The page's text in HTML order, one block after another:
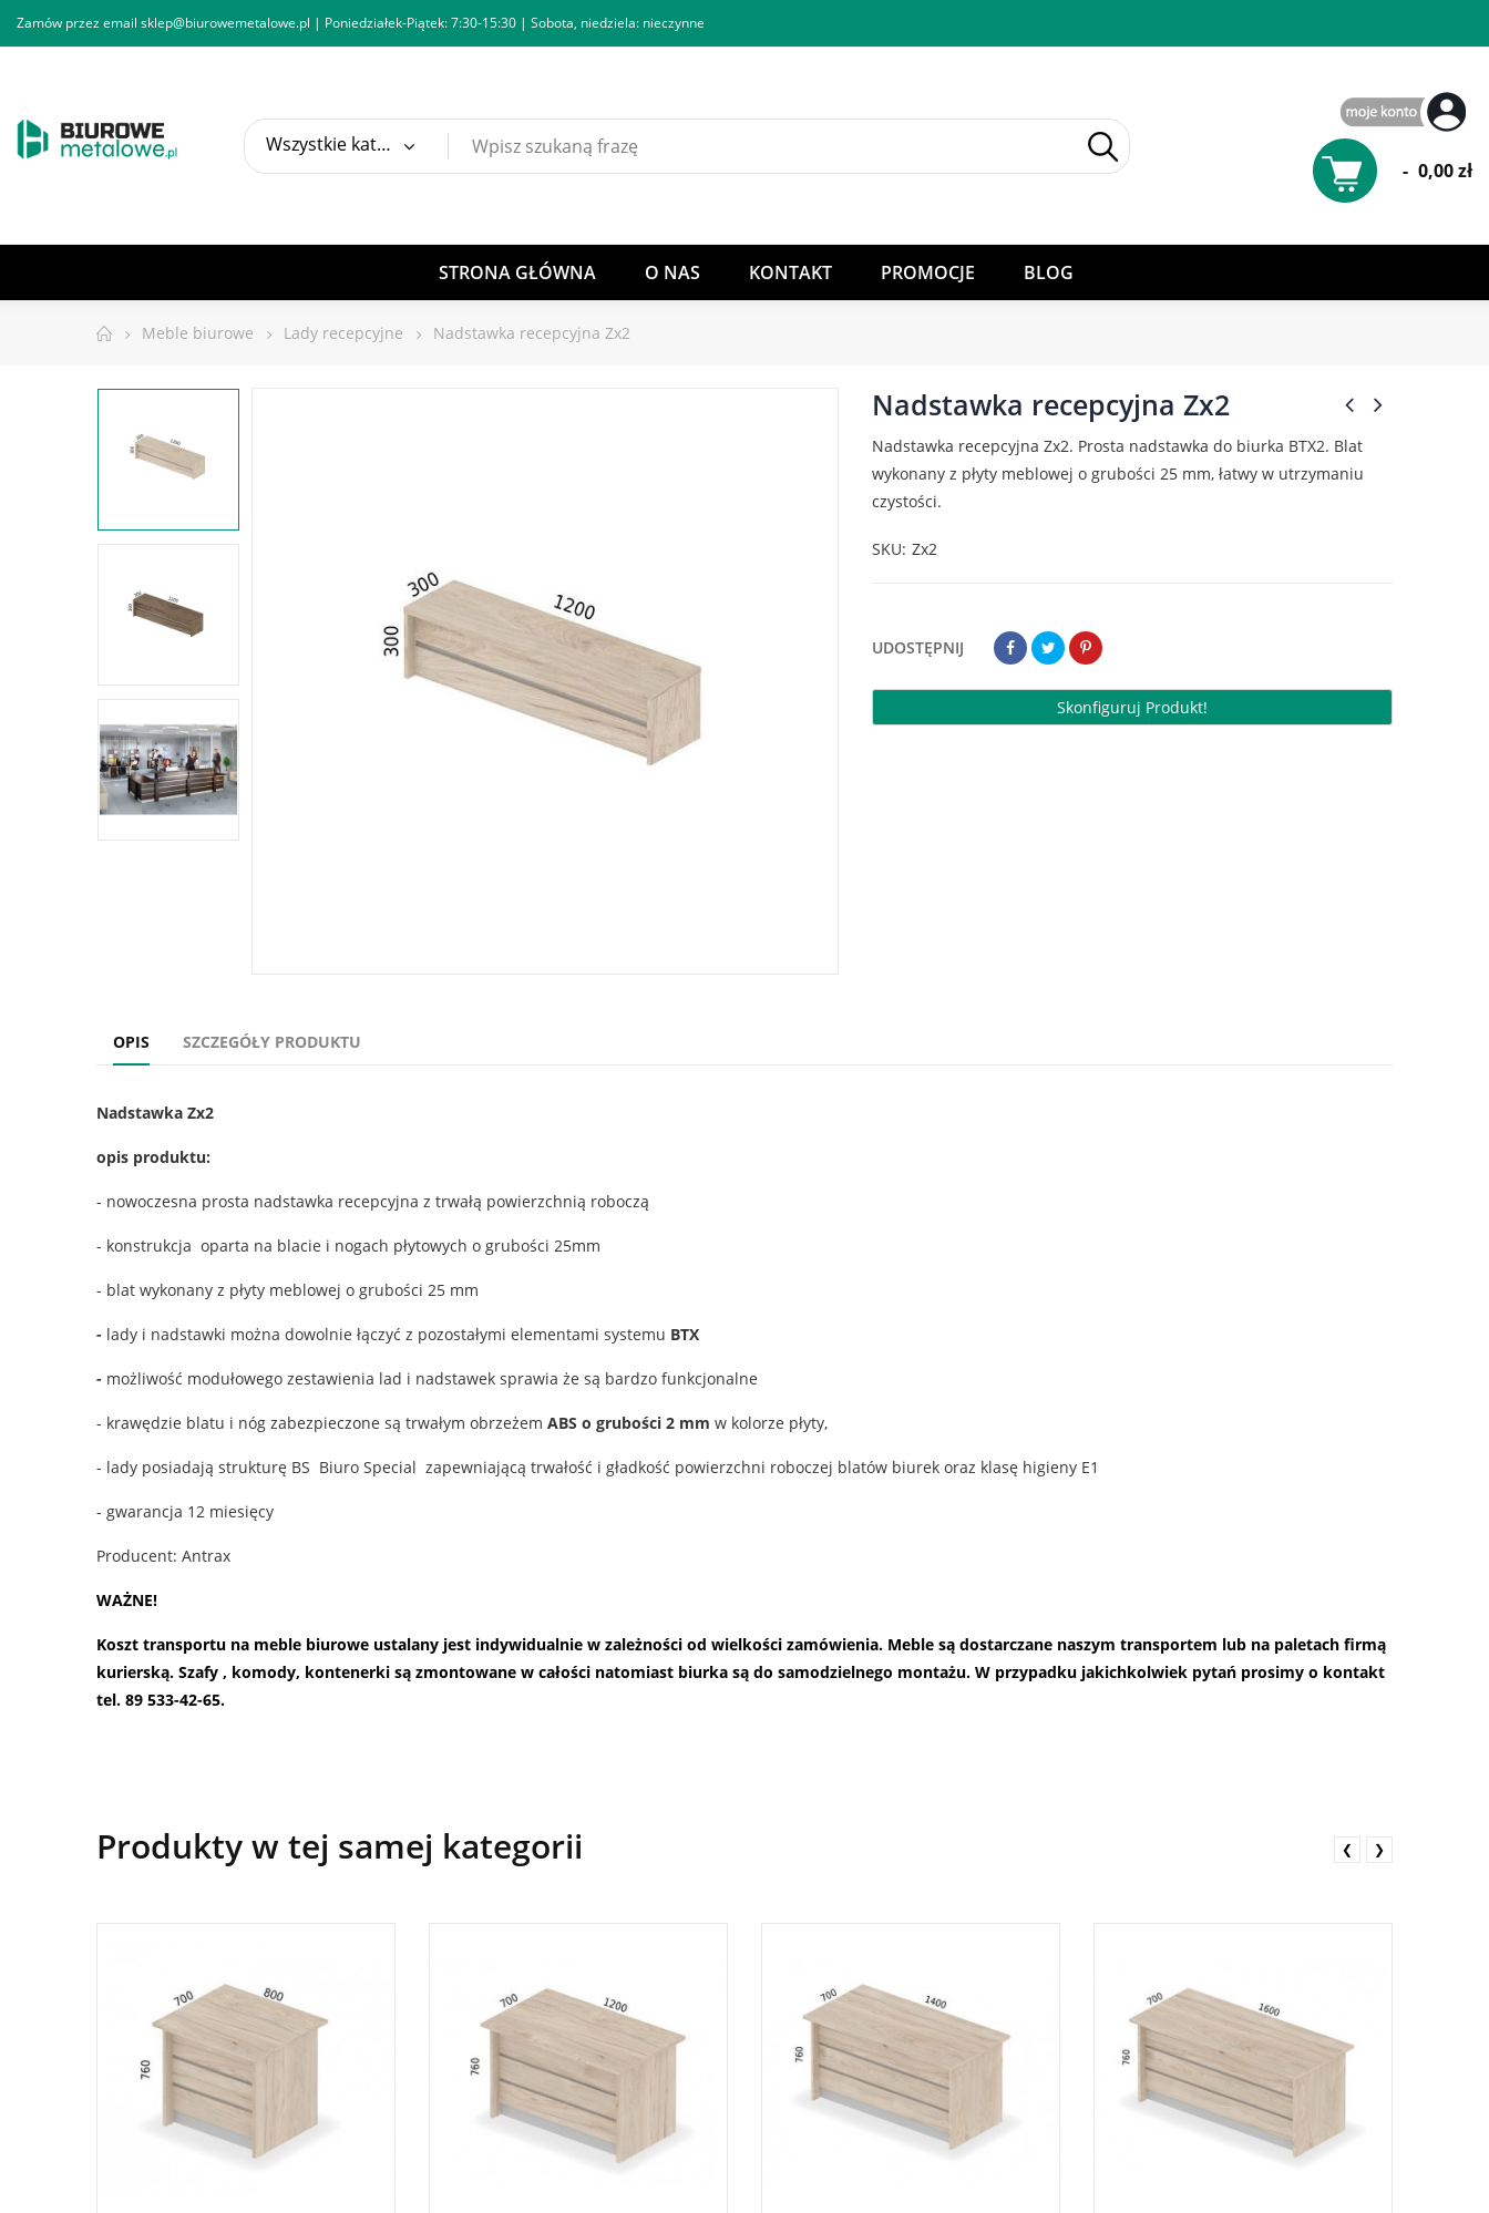
Zamów przez email sklep@biurowemetalowe.pl | Poniedziałek-Piątek: 7:30-15:30 | Sobota, niedziela: nieczynne
Wszystkie kategorie
- 0,00 zł
STRONA GŁÓWNA O NAS KONTAKT PROMOCJE BLOG
Meble biurowe Lady recepcyjne Nadstawka recepcyjna Zx2
Nadstawka recepcyjna Zx2
Nadstawka recepcyjna Zx2. Prosta nadstawka do biurka BTX2. Blat
wykonany z płyty meblowej o grubości 25 mm, łatwy w utrzymaniu
czystości.
SKU Zx2
UDOSTĘPNIJ
Skonfiguruj Produkt!
OPIS SZCZEGÓŁY PRODUKTU
Nadstawka Zx2
opis produktu:
- nowoczesna prosta nadstawka recepcyjna z trwałą powierzchnią roboczą
- konstrukcja oparta na blacie i nogach płytowych o grubości 25mm
- blat wykonany z płyty meblowej o grubości 25 mm
- lady i nadstawki można dowolnie łączyć z pozostałymi elementami systemu BTX
- możliwość modułowego zestawienia lad i nadstawek sprawia że są bardzo funkcjonalne
- krawędzie blatu i nóg zabezpieczone są trwałym obrzeżem ABS o grubości 2 mm w kolorze płyty,
- lady posiadają strukturę BS Biuro Special zapewniającą trwałość i gładkość powierzchni roboczej blatów biurek oraz klasę higieny E1
- gwarancja 12 miesięcy
Producent: Antrax
WAŻNE!
Koszt transportu na meble biurowe ustalany jest indywidualnie w zależności od wielkości zamówienia. Meble są dostarczane naszym transportem lub na paletach firmą
kurierską. Szafy , komody, kontenerki są zmontowane w całości natomiast biurka są do samodzielnego montażu. W przypadku jakichkolwiek pytań prosimy o kontakt
tel. 89 533-42-65.
Produkty w tej samej kategorii ❮ ❯